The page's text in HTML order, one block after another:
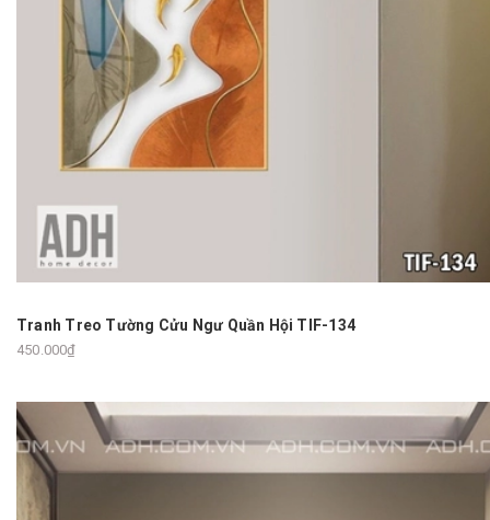
Tranh Treo Tường Cửu Ngư Quần Hội TIF-134
450.000₫